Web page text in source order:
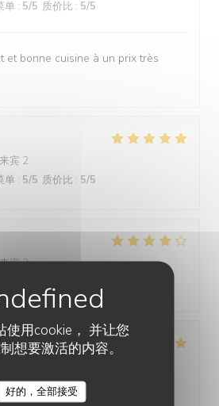
使用cookie， 并让您
想要激活的内容。
好的，全部接受
单 : 5/5 质价比 : 5/5
et bonne cuisine à un prix très
宾 2
单 : 5/5 质价比 : 5/5
宾 2
单:5/5 质价比:5
DE LA FORGE